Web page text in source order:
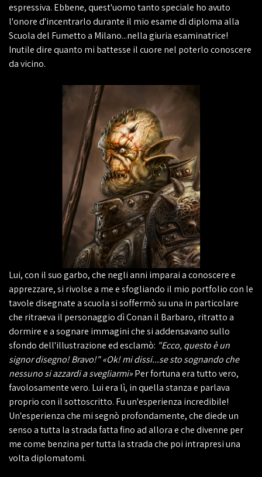
espressiva. Ebbene, quest'uomo tanto speciale ho avuto
l'onore d'incentrarlo durante il mio esame di diploma alla
Scuola del Fumetto a Milano...nella giuria esaminatrice!
Inutile dire quanto mi battesse il cuore nel poterlo conoscere
da vicino.
Lui, con il suo garbo, che negli anni imparai a conoscere e
apprezzare, si rivolse a me e sfogliando il mio portfolio con le
tavole disegnate a scuola si soffermò su una in particolare
che ritraeva il personaggio dì Conan il Barbaro, ritratto a
dormire e a sognare immagini che si addensavano sullo
sfondo dell'illustrazione ed esclamò: "Ecco, questo è un
signor disegno! Bravo!" «Ok! mi dissi...se sto sognando che
nessuno si azzardi a svegliarmi»Per fortuna era tutto vero,
favolosamente vero. Lui era lì, in quella stanza e parlava
proprio con il sottoscritto. Fu un'esperienza incredibile!
Un'esperienza che mi segnò profondamente, che diede un
senso a tutta la strada fatta fino ad allora e che divenne per
me come benzina per tutta la strada che poi intrapresi una
volta diplomatomi.